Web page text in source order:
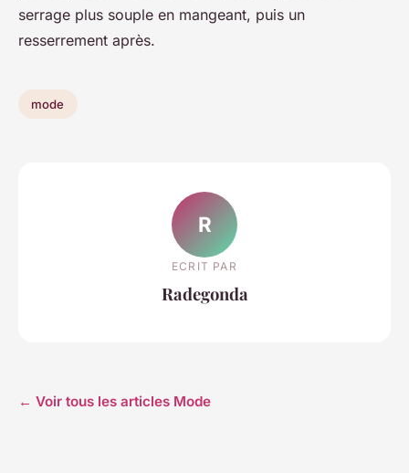
serrage plus souple en mangeant, puis un
resserrement après.
mode
R
ECRIT PAR
Radegonda
← Voir tous les articles Mode